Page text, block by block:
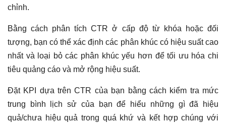
chỉnh.
Bằng cách phân tích CTR ở cấp độ từ khóa hoặc đối
tượng, bạn có thể xác định các phân khúc có hiệu suất cao
nhất và loại bỏ các phân khúc yếu hơn để tối ưu hóa chi
tiêu quảng cáo và mở rộng hiệu suất.
Đặt KPI dựa trên CTR của bạn bằng cách kiểm tra mức
trung bình lịch sử của bạn để hiểu những gì đã hiệu
quả/chưa hiệu quả trong quá khứ và kết hợp chúng với